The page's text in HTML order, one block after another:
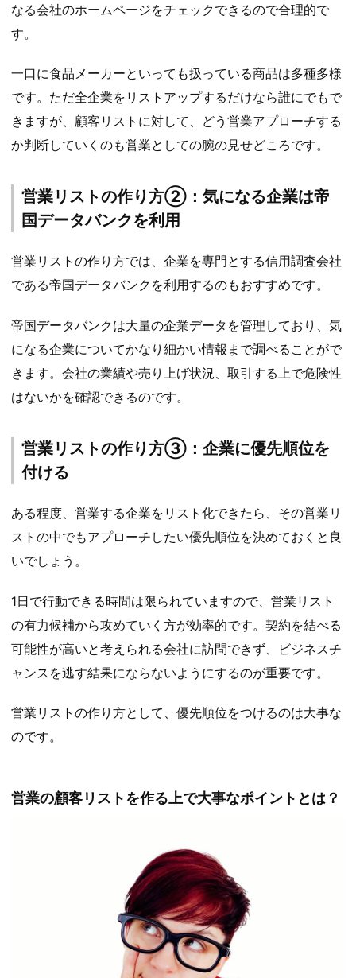
なる会社のホームページをチェックできるので合理的で
す。
一口に食品メーカーといっても扱っている商品は多種多様
です。ただ全企業をリストアップするだけなら誰にでもで
きますが、顧客リストに対して、どう営業アプローチする
か判断していくのも営業としての腕の見せどころです。
営業リストの作り方②：気になる企業は帝
国データバンクを利用
営業リストの作り方では、企業を専門とする信用調査会社
である帝国データバンクを利用するのもおすすめです。
帝国データバンクは大量の企業データを管理しており、気
になる企業についてかなり細かい情報まで調べることがで
きます。会社の業績や売り上げ状況、取引する上で危険性
はないかを確認できるのです。
営業リストの作り方③：企業に優先順位を
付ける
ある程度、営業する企業をリスト化できたら、その営業リ
ストの中でもアプローチしたい優先順位を決めておくと良
いでしょう。
1日で行動できる時間は限られていますので、営業リスト
の有力候補から攻めていく方が効率的です。契約を結べる
可能性が高いと考えられる会社に訪問できず、ビジネスチ
ャンスを逃す結果にならないようにするのが重要です。
営業リストの作り方として、優先順位をつけるのは大事な
のです。
営業の顧客リストを作る上で大事なポイントとは？